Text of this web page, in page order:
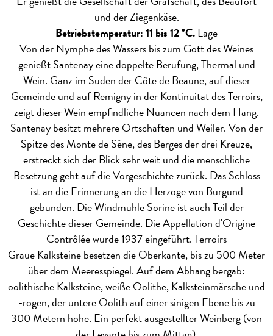
und der Ziegenkäse.
Betriebstemperatur: 11 bis 12 °C.Lage
Von der Nymphe des Wassers bis zum Gott des Weines
genießt Santenay eine doppelte Berufung, Thermal und
Wein. Ganz im Süden der Côte de Beaune, auf dieser
Gemeinde und auf Remigny in der Kontinuität des Terroirs,
zeigt dieser Wein empfindliche Nuancen nach dem Hang.
Santenay besitzt mehrere Ortschaften und Weiler. Von der
Spitze des Monte de Sène, des Berges der drei Kreuze,
erstreckt sich der Blick sehr weit und die menschliche
Besetzung geht auf die Vorgeschichte zurück. Das Schloss
ist an die Erinnerung an die Herzöge von Burgund
gebunden. Die Windmühle Sorine ist auch Teil der
Geschichte dieser Gemeinde. Die Appellation d'Origine
Contrôlée wurde 1937 eingeführt.Terroirs
Graue Kalksteine besetzen die Oberkante, bis zu 500 Meter
über dem Meeresspiegel. Auf dem Abhang bergab:
oolithische Kalksteine, weiße Oolithe, Kalksteinmärsche und
-rogen, der untere Oolith auf einer sinigen Ebene bis zu
300 Metern höhe. Ein perfekt ausgestellter Weinberg (von